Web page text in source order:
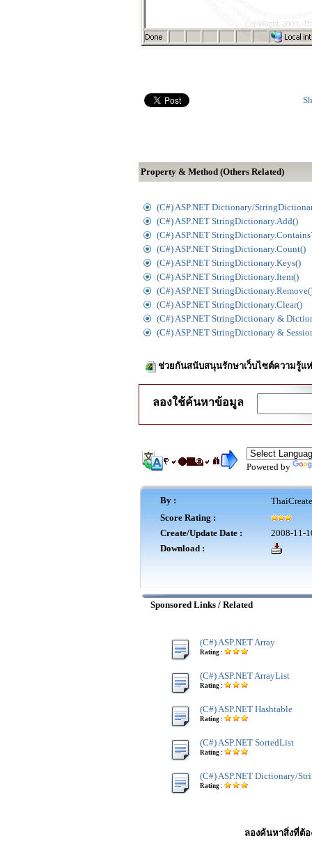
Property & Method (Others Related)
(C#) ASP.NET Dictionary/
(C#) ASP.NET StringDictionary.Add()
(C#) ASP.NET
(C#) ASP.NET StringDictionary.Count()
(C#) ASP.NET StringDictionary.Keys()
(C#) ASP.NET StringDictionary.Item()
(C#) ASP.NET
(C#) ASP.NET StringDictionary.Clear()
(C#) ASP.NET StringDictionary &
(C#) ASP.NET StringDictionary &
ช่วยกันสนับสนุนรักษาเว็บไซต์ความรู้แ
ลองใช้ค้นหาข้อมูล
Powered by
By :
Score Rating :
Create/Update Date :
2008-11-
Download :
Sponsored Links / Related
(C#) ASP.NET Array
Rating :
(C#) ASP.NET ArrayList
Rating :
(C#) ASP.NET Hashtable
Rating :
(C#) ASP.NET SortedList
Rating :
(C#) ASP.NET Dictionary/
Rating :
ลองค้นหาสิ่งที่ต้อ